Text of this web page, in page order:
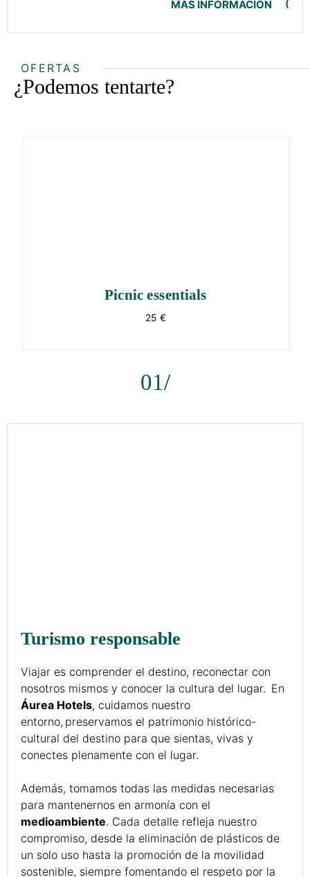
MÁS INFORMACIÓN
OFERTAS
¿Podemos tentarte?
01
Picnic essentials
25 €
Turismo responsable
Viajar es comprender el destino, reconectar con
nosotros mismos y conocer la cultura del lugar. En
Áurea Hotels, cuidamos nuestro
entorno, preservamos el patrimonio histórico-
cultural del destino para que sientas, vivas y
conectes plenamente con el lugar.
Además, tomamos todas las medidas necesarias
para mantenernos en armonía con el
medioambiente. Cada detalle refleja nuestro
compromiso, desde la eliminación de plásticos de
un solo uso hasta la promoción de la movilidad
sostenible, siempre fomentando el respeto por la